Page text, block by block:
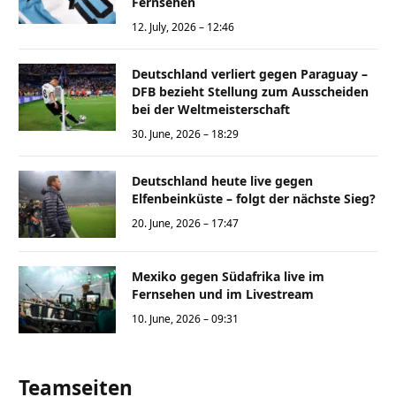
12. July, 2026 – 12:46
Deutschland verliert gegen Paraguay –
DFB bezieht Stellung zum Ausscheiden
bei der Weltmeisterschaft
30. June, 2026 – 18:29
Deutschland heute live gegen
Elfenbeinküste – folgt der nächste Sieg?
20. June, 2026 – 17:47
Mexiko gegen Südafrika live im
Fernsehen und im Livestream
10. June, 2026 – 09:31
Teamseiten